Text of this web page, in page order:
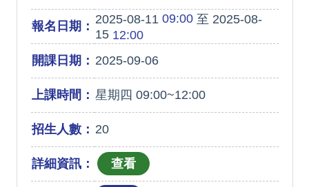
報名日期： 2025-08-11 09:00至 2025-08-
1512:00
開課日期： 2025-09-06
上課時間： 星期四 09:00~12:00
招生人數： 20
詳細資訊：